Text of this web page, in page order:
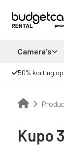
Camera's
50% korting
Kupo